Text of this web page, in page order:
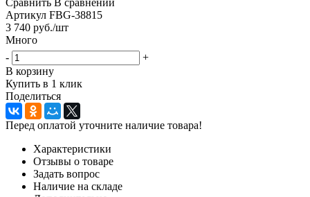
Артикул FBG-38815
3 740 руб./шт
Много
-
+
В корзину
Купить в 1 клик
Поделиться
Перед оплатой уточните наличие товара!
Характеристики
Отзывы о товаре
Задать вопрос
Наличие на складе